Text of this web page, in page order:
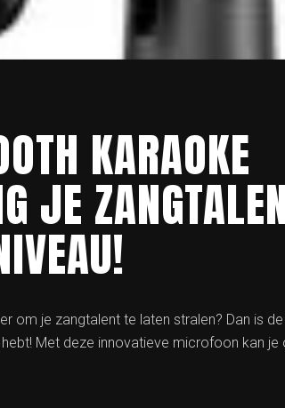
KARAOKE
JE
om je zangtalent te laten stralen? Dan is
Met deze innovatieve microfoon kan je